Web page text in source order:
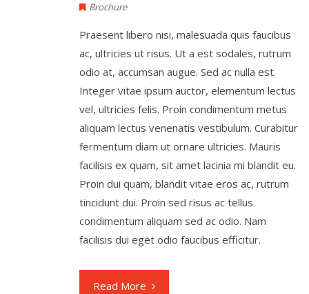
Brochure
Praesent libero nisi, malesuada quis faucibus
ac, ultricies ut risus. Ut a est sodales, rutrum
odio at, accumsan augue. Sed ac nulla est.
Integer vitae ipsum auctor, elementum lectus
vel, ultricies felis. Proin condimentum metus
aliquam lectus venenatis vestibulum. Curabitur
fermentum diam ut ornare ultricies. Mauris
facilisis ex quam, sit amet lacinia mi blandit eu.
Proin dui quam, blandit vitae eros ac, rutrum
tincidunt dui. Proin sed risus ac tellus
condimentum aliquam sed ac odio. Nam
facilisis dui eget odio faucibus efficitur.
Read More